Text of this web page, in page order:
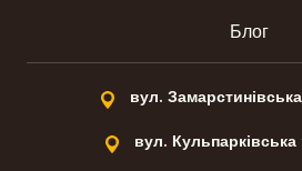
Блог
вул.
вул.